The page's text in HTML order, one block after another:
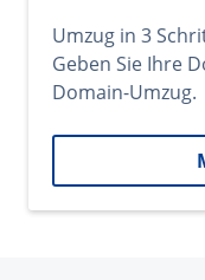
Umzug in 3
Geben Sie Ihre
Domain-Umzug.